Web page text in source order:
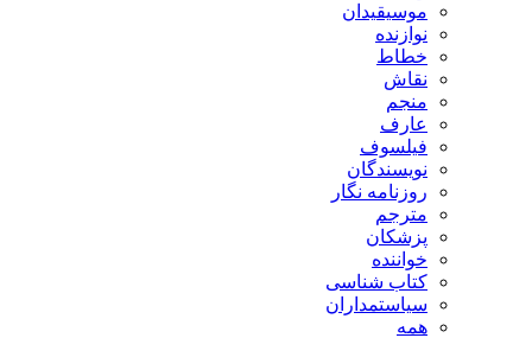
موسیقیدان
نوازنده
خطاط
نقاش
منجم
عارف
فیلسوف
نویسندگان
روزنامه نگار
مترجم
پزشکان
خواننده
کتاب شناسی
سیاستمداران
همه